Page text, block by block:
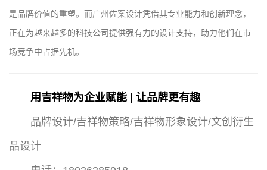
是品牌价值的重塑。而广州佐案设计凭借其专业能力和创新理念，
正在为越来越多的科技公司提供强有力的设计支持，助力他们在市
场竞争中占据先机。
用吉祥物为企业赋能 | 让品牌更有趣
品牌设计/吉祥物策略/吉祥物形象设计/文创衍生
品设计